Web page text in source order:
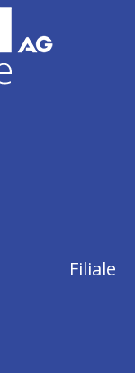
Filiale